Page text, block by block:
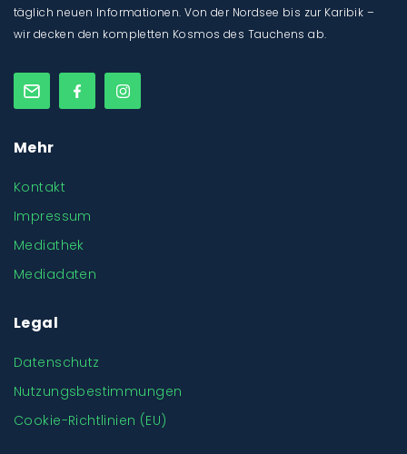
täglich neuen Informationen. Von der Nordsee bis zur Karibik –
wir decken den kompletten Kosmos des Tauchens ab.
Mehr
Kontakt
Impressum
Mediathek
Mediadaten
Legal
Datenschutz
Nutzungsbestimmungen
Cookie-Richtlinien (EU)